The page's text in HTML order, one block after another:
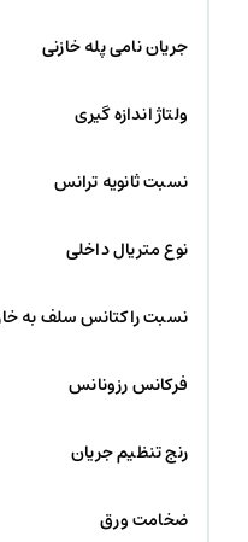
جریان نامی پله خازنی
ولتاژ اندازه گیری
نسبت ثانویه ترانس
نوع متریال داخلی
نسبت راکتانس سلف به
فرکانس رزونانس
رنج تنظیم جریان
ضخامت ورق